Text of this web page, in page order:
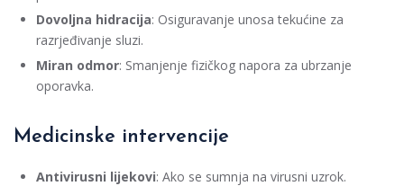
Dovoljna hidracija: Osiguravanje unosa tekućine za
razrjeđivanje sluzi.
Miran odmor: Smanjenje fizičkog napora za ubrzanje
oporavka.
Medicinske intervencije
Antivirusni lijekovi: Ako se sumnja na virusni uzrok.